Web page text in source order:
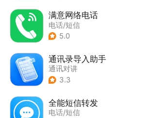
满意网络电话
电话/短信
5.0
通讯录导入助手
通讯对讲
3.3
全能短信转发
电话/短信